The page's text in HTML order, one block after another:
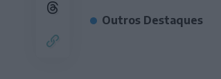
Outros Destaques